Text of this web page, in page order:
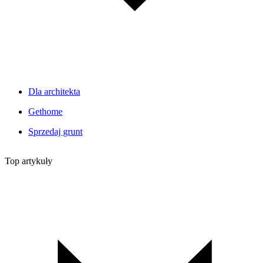
Dla architekta
Gethome
Sprzedaj grunt
Top artykuły